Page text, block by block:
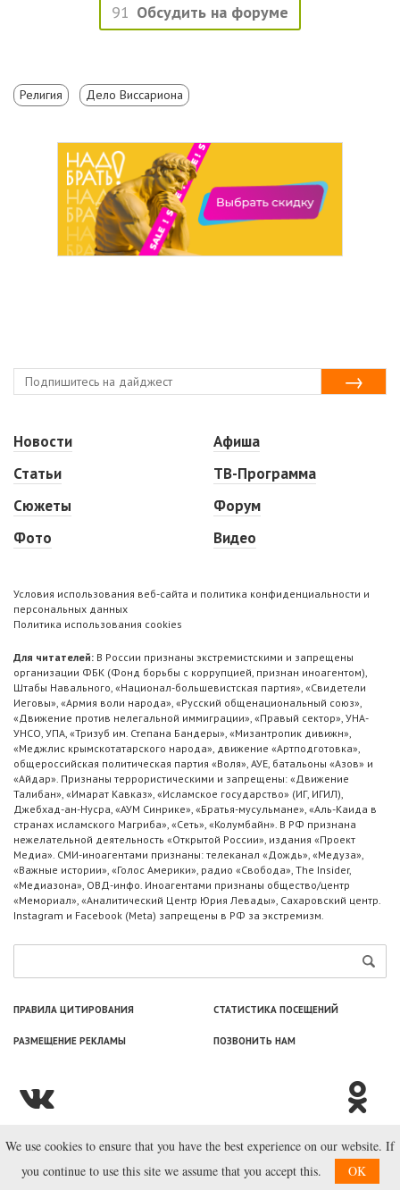
91 Обсудить на форуме
Религия Дело Виссариона
Новости
Статьи
Сюжеты
Фото
Афиша
ТВ-Программа
Форум
Видео
Условия использования веб-сайта и политика конфиденциальности и
персональных данных
Политика использования cookies
Для читателей: В России признаны экстремистскими и запрещены
организации ФБК (Фонд борьбы с коррупцией, признан иноагентом),
Штабы Навального, «Национал-большевистская партия», «Свидетели
Иеговы», «Армия воли народа», «Русский общенациональный союз»,
«Движение против нелегальной иммиграции», «Правый сектор», УНА-
УНСО, УПА, «Тризуб им. Степана Бандеры», «Мизантропик дивижн»,
«Меджлис крымскотатарского народа», движение «Артподготовка»,
общероссийская политическая партия «Воля», АУЕ, батальоны «Азов» и
«Айдар». Признаны террористическими и запрещены: «Движение
Талибан», «Имарат Кавказ», «Исламское государство» (ИГ, ИГИЛ),
Джебхад-ан-Нусра, «АУМ Синрике», «Братья-мусульмане», «Аль-Каида в
странах исламского Магриба», «Сеть», «Колумбайн». В РФ признана
нежелательной деятельность «Открытой России», издания «Проект
Медиа». СМИ-иноагентами признаны: телеканал «Дождь», «Медуза»,
«Важные истории», «Голос Америки», радио «Свобода», The Insider,
«Медиазона», ОВД-инфо. Иноагентами признаны общество/центр
«Мемориал», «Аналитический Центр Юрия Левады», Сахаровский центр.
Instagram и Facebook (Metа) запрещены в РФ за экстремизм.
ПРАВИЛА ЦИТИРОВАНИЯ СТАТИСТИКА ПОСЕЩЕНИЙ
РАЗМЕЩЕНИЕ РЕКЛАМЫ ПОЗВОНИТЬ НАМ
© ООО «Лаборатория Новоcтей», 2003—2026.
We use cookies to ensure that you have the best experience on our website. If
you continue to use this site we assume that you accept this.
OK